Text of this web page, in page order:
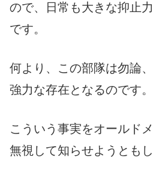
ので、日常も大きな抑止
です。
何より、この部隊は勿論
強力な存在となるのです。
こういう事実をオールド
無視して知らせようともし